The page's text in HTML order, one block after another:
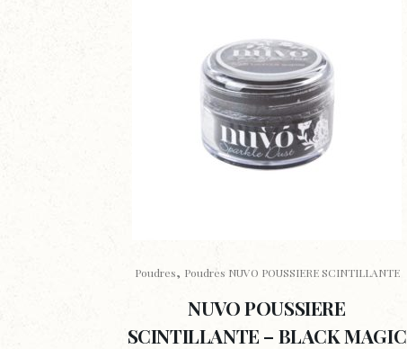
Poudres, Poudres NUVO POUSSIERE SCINTILLANTE
NUVO POUSSIERE
SCINTILLANTE – BLACK MAGIC